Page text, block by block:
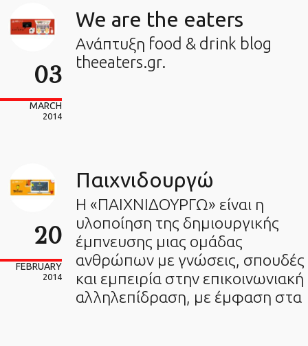
03
MARCH
2014
We are the eaters
Ανάπτυξη food & drink blog
theeaters.gr.
20
FEBRUARY
2014
Παιχνιδουργώ
Η «ΠΑΙΧΝΙΔΟΥΡΓΩ» είναι η
υλοποίηση της δημιουργικής
έμπνευσης μιας ομάδας
ανθρώπων με γνώσεις, σπουδές
και εμπειρία στην επικοινωνιακή
αλληλεπίδραση, με έμφαση στα